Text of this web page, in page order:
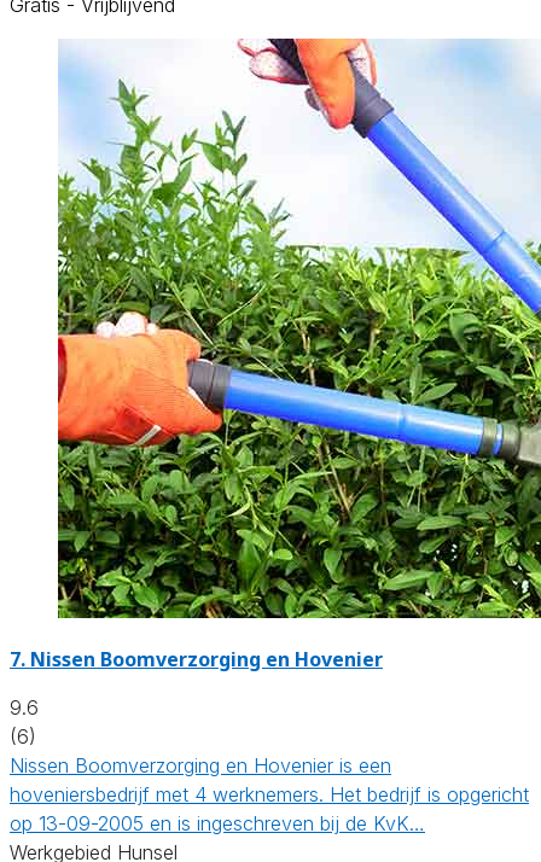
7. Nissen Boomverzorging en Hovenier
9.6
(6)
Nissen Boomverzorging en Hovenier is een
hoveniersbedrijf met 4 werknemers. Het bedrijf is opgericht
op 13-09-2005 en is ingeschreven bij de KvK…
Werkgebied Hunsel